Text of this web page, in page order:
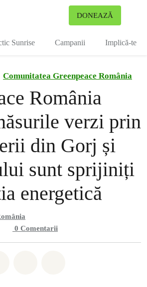
DONEAZĂ
Sunrise Campanii Implică-te
Comunitatea Greenpeace România
România
verzi prin
din Gorj și
sunt sprijiniți
energetică
0 Comentarii